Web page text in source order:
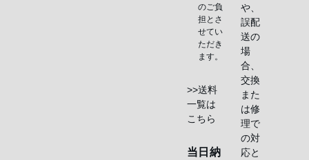
のご負
担とさ
せてい
ただき
ます。
>>送料
一覧は
こちら
当日納
や、
誤配
送の
場
合、
交換
また
は修
理で
の対
応と